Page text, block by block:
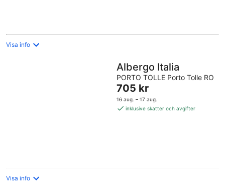
Visa info
Albergo Italia
PORTO TOLLE Porto Tolle RO
Priset
är
705 kr
705 kr
16 aug. – 17 aug.
inklusive skatter och avgifter
Visa info